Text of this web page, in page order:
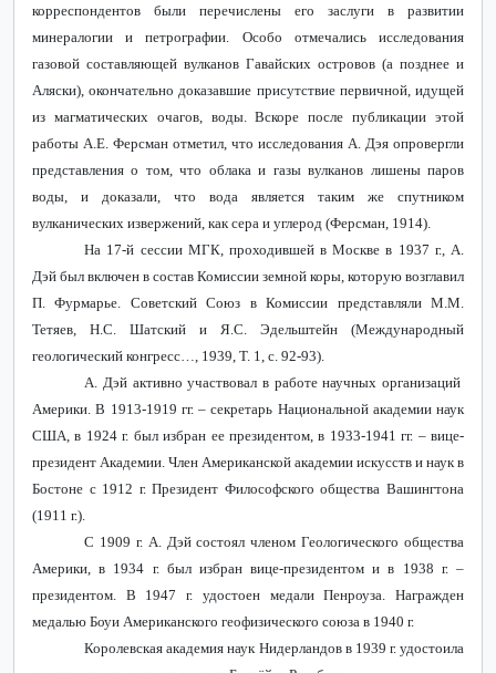
корреспондентов были перечислены его заслуги в развитии
минералогии и петрографии. Особо отмечались исследования
газовой составляющей вулканов Гавайских островов (а позднее и
Аляски), окончательно доказавшие присутствие первичной, идущей
из магматических очагов, воды. Вскоре после публикации этой
работы А.Е. Ферсман отметил, что исследования А. Дэя опровергли
представления о том, что облака и газы вулканов лишены паров
воды, и доказали, что вода является таким же спутником
вулканических извержений, как сера и углерод (Ферсман, 1914).
На 17-й сессии МГК, проходившей в Москве в 1937 г., А.
Дэй был включен в состав Комиссии земной коры, которую возглавил
П. Фурмарье. Советский Союз в Комиссии представляли М.М.
Тетяев, Н.С. Шатский и Я.С. Эдельштейн (Международный
геологический конгресс…, 1939, Т. 1, с. 92-93).
А. Дэй активно участвовал в работе научных организаций
Америки. В 1913-1919 гг. – секретарь Национальной академии наук
США, в 1924 г. был избран ее президентом, в 1933-1941 гг. – вице-
президент Академии. Член Американской академии искусств и наук в
Бостоне с 1912 г. Президент Философского общества Вашингтона
(1911 г.).
С 1909 г. А. Дэй состоял членом Геологического общества
Америки, в 1934 г. был избран вице-президентом и в 1938 г. –
президентом. В 1947 г. удостоен медали Пенроуза. Награжден
медалью Боуи Американского геофизического союза в 1940 г.
Королевская академия наук Нидерландов в 1939 г. удостоила